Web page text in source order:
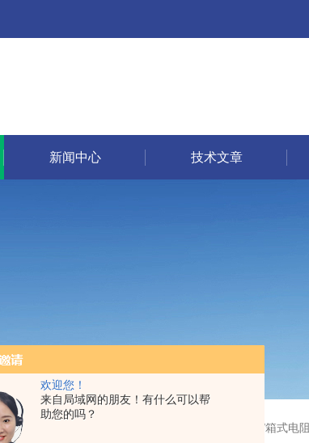
欢迎您！
来自局域网的朋友！有什么可以帮
助您的吗？
新闻中心 技术文章
箱等/箱式电阻炉/陶瓷纤维马弗炉/高温马弗炉/管式炉/气氛炉/试验箱/摇床/振荡器/水槽/水浴锅等